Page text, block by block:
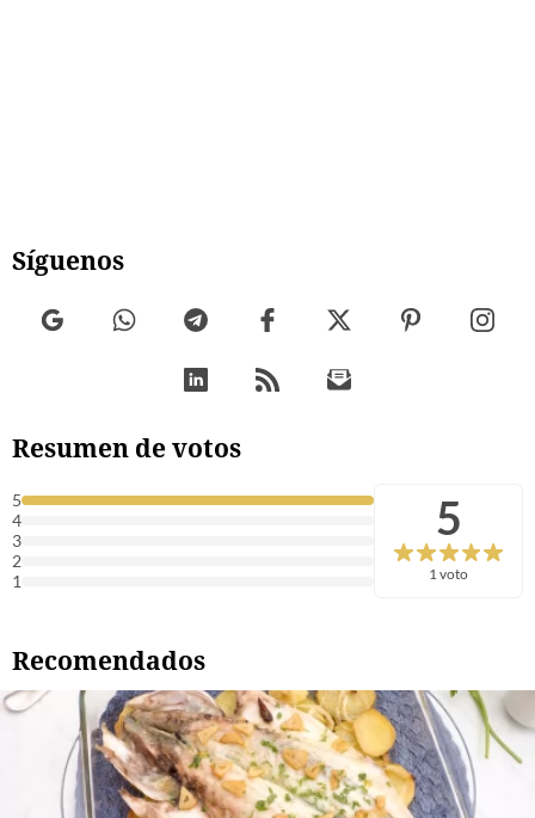
Síguenos
Resumen de votos
5
4
3
2
1
5
1 voto
Recomendados